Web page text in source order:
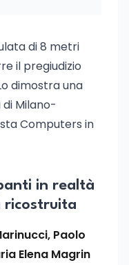
di 8 metri
il pregiudizio
dimostra una
Milano-
Computers in
in realtà
ricostruita
Paolo
Elena Magrin